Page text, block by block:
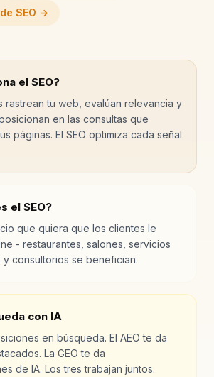
SEO →
el SEO?
rastrean tu web, evalúan relevancia y
en las consultas que
páginas. El SEO optimiza cada señal
el SEO?
que quiera que los clientes le
- restaurantes, salones, servicios
consultorios se benefician.
con IA
en búsqueda. El AEO te da
La GEO te da
de IA. Los tres trabajan juntos.